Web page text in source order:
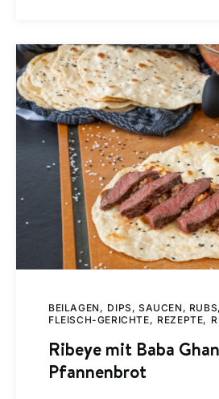
BEILAGEN
DIPS, SAUCEN, RUBS
FLEISCH-GERICHTE
REZEPTE
Ribeye mit Baba
Pfannenbrot